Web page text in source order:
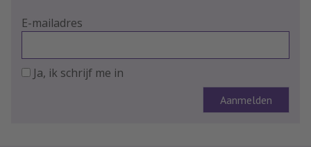
E-mailadres
Ja, ik schrijf me in